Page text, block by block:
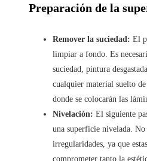
Preparación de la
Remover la suciedad: El
limpiar a fondo. Es
suciedad, pintura
cualquier material suelto
donde se colocarán las
Nivelación: El siguiente
una superficie nivelada. No
irregularidades, ya que
comprometer tanto la